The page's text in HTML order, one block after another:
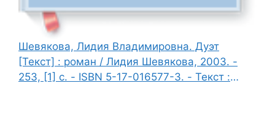
Шевякова, Лидия Владимировна. Дуэт
[Текст] : роман / Лидия Шевякова, 2003. -
253, [1] с. - ISBN 5-17-016577-3. - Текст :